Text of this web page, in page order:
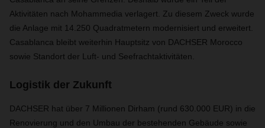
Aktivitäten nach Mohammedia verlagert. Zu diesem Zweck wurde
die Anlage mit 14.250 Quadratmetern modernisiert und erweitert.
Casablanca bleibt weiterhin Hauptsitz von DACHSER Morocco
sowie Standort der Luft- und Seefrachtaktivitäten.
Logistik der Zukunft
DACHSER hat über 7 Millionen Dirham (rund 630.000 EUR) in die
Renovierung und den Umbau der bestehenden Gebäude sowie